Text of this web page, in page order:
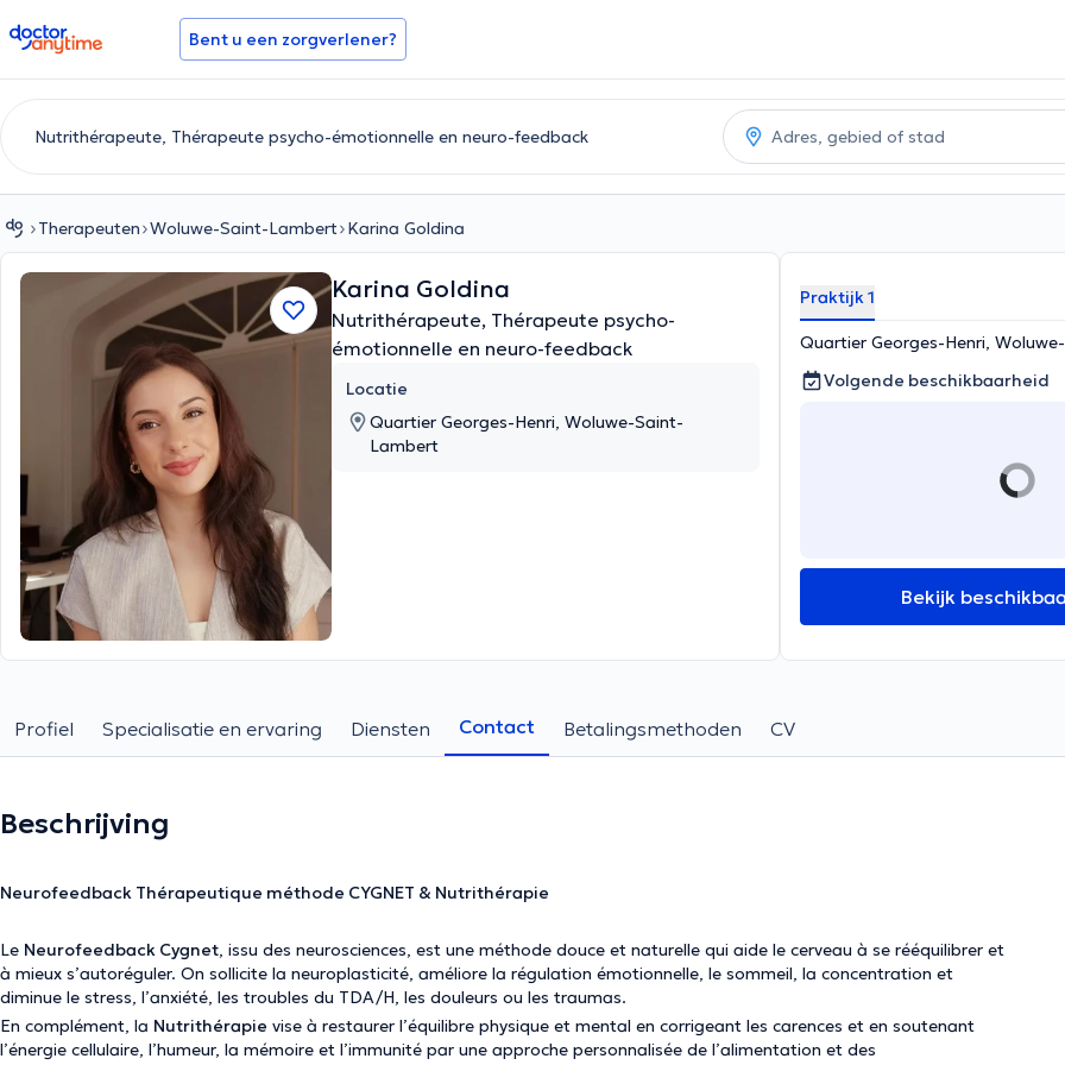
doctoranytime Bent u een zorgverlener?
Therapeuten Woluwe-Saint-Lambert Karina Goldina
Karina Goldina
Nutrithérapeute, Thérapeute psycho-
émotionnelle en neuro-feedback
Locatie
Quartier Georges-Henri, Woluwe-Saint-
Lambert
Praktijk 1
Quartier Georges-Henri,
Volgende beschikbaarheid
Bekijk
Profiel Specialisatie en ervaring Diensten Contact Betalingsmethoden CV
Beschrijving
Neurofeedback Thérapeutique méthode CYGNET & Nutrithérapie
Le Neurofeedback Cygnet, issu des neurosciences, est une méthode douce et naturelle qui aide le cerveau à se rééquilibrer et
à mieux s’autoréguler. On sollicite la neuroplasticité, améliore la régulation émotionnelle, le sommeil, la concentration et
diminue le stress, l’anxiété, les troubles du TDA/H, les douleurs ou les traumas.
En complément, la Nutrithérapie vise à restaurer l’équilibre physique et mental en corrigeant les carences et en soutenant
l’énergie cellulaire, l’humeur, la mémoire et l’immunité par une approche personnalisée de l’alimentation et des